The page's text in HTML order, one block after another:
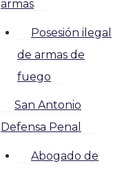
armas
Posesión ilegal
de armas de
fuego
San Antonio
Defensa Penal
Abogado de